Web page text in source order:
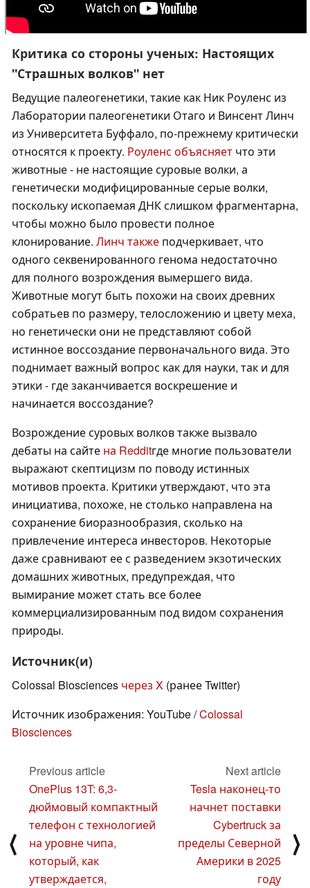
Критика со стороны ученых: Настоящих
"Страшных волков" нет
Ведущие палеогенетики, такие как Ник Роуленс из
Лаборатории палеогенетики Отаго и Винсент Линч
из Университета Буффало, по-прежнему критически
относятся к проекту. Роуленс объясняет что эти
животные - не настоящие суровые волки, а
генетически модифицированные серые волки,
поскольку ископаемая ДНК слишком фрагментарна,
чтобы можно было провести полное
клонирование. Линч также подчеркивает, что
одного секвенированного генома недостаточно
для полного возрождения вымершего вида.
Животные могут быть похожи на своих древних
собратьев по размеру, телосложению и цвету меха,
но генетически они не представляют собой
истинное воссоздание первоначального вида. Это
поднимает важный вопрос как для науки, так и для
этики - где заканчивается воскрешение и
начинается воссоздание?
Возрождение суровых волков также вызвало
дебаты на сайте на Redditгде многие пользователи
выражают скептицизм по поводу истинных
мотивов проекта. Критики утверждают, что эта
инициатива, похоже, не столько направлена на
сохранение биоразнообразия, сколько на
привлечение интереса инвесторов. Некоторые
даже сравнивают ее с разведением экзотических
домашних животных, предупреждая, что
вымирание может стать все более
коммерциализированным под видом сохранения
природы.
Источник(и)
Colossal Biosciences через X (ранее Twitter)
Источник изображения: YouTube /Colossal
Biosciences
⟨
Previous article
OnePlus 13T: 6,3-
дюймовый компактный
телефон с технологией
на уровне чипа,
который, как
утверждается,
Next article
Tesla наконец-то
начнет поставки
Cybertruck за
пределы Северной
Америки в 2025
году
⟩